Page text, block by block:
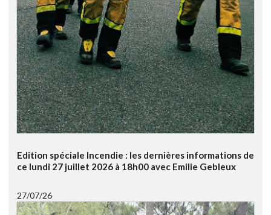
Edition spéciale Incendie : les dernières informations de
ce lundi 27 juillet 2026 à 18h00 avec Emilie Gebleux
27/07/26